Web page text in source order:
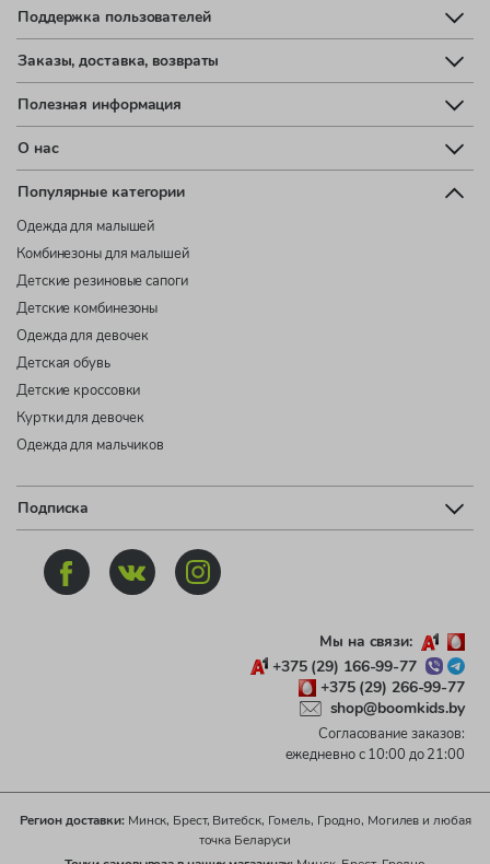
Поддержка пользователей
Заказы, доставка, возвраты
Полезная информация
О нас
Популярные категории
Одежда для малышей
Комбинезоны для малышей
Детские резиновые сапоги
Детские комбинезоны
Одежда для девочек
Детская обувь
Детские кроссовки
Куртки для девочек
Одежда для мальчиков
Подписка
Мы на связи:
+375 (29) 166-99-77
+375 (29) 266-99-77
shop@boomkids.by
Согласование заказов:
ежедневно с 10:00 до 21:00
Регион доставки:Минск, Брест, Витебск, Гомель, Гродно, Могилев и любая
точка Беларуси